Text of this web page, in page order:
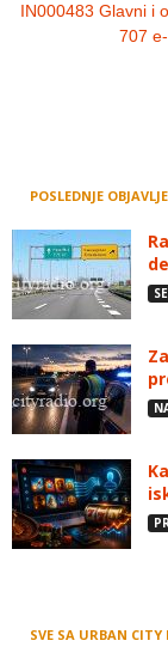
IN000483 Glavni i
707
POSLEDNJE
SVE SA URBAN CITY